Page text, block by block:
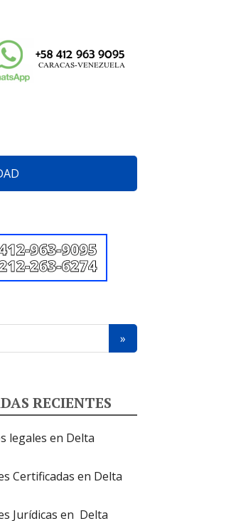
RECIENTES
legales en Delta
Certificadas en Delta
Jurídicas en Delta